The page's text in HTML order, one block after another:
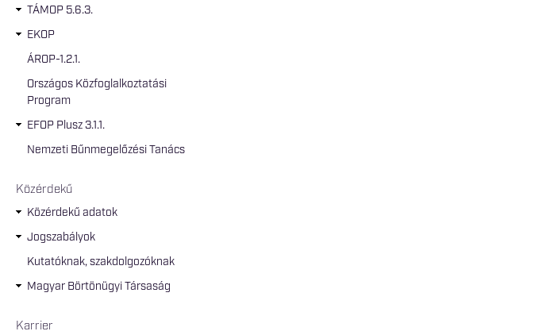
TÁMOP 5.6.3.
EKOP
ÁROP-1.2.1.
Országos Közfoglalkoztatási
Program
EFOP Plusz 3.1.1.
Nemzeti Bűnmegelőzési Tanács
Közérdekű
Közérdekű adatok
Jogszabályok
Kutatóknak, szakdolgozóknak
Magyar Börtönügyi Társaság
Karrier